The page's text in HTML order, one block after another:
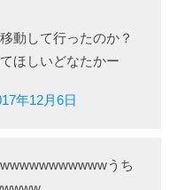
動して行ったのか？
ほしいどなたかー
年12月6日
うち